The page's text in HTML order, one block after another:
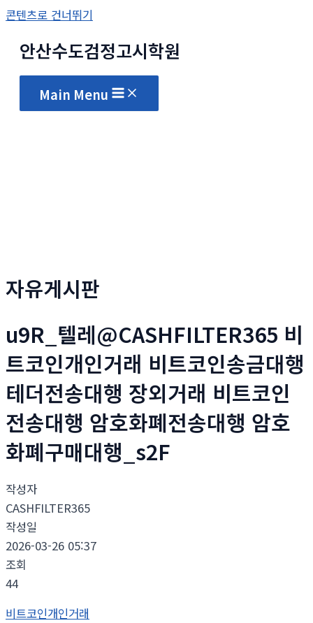
콘텐츠로 건너뛰기
안산수도검정고시학원
Main Menu
자유게시판
u9R_텔레@CASHFILTER365 비
트코인개인거래 비트코인송금대행
테더전송대행 장외거래 비트코인
전송대행 암호화폐전송대행 암호
화폐구매대행_s2F
작성자
CASHFILTER365
작성일
2026-03-26 05:37
조회
44
비트코인개인거래